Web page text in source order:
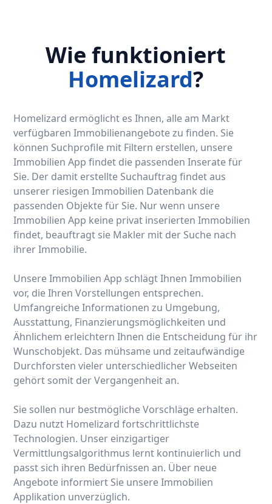
Wie funktioniert
Homelizard?
Homelizard ermöglicht es Ihnen, alle am Markt
verfügbaren Immobilienangebote zu finden. Sie
können Suchprofile mit Filtern erstellen, unsere
Immobilien App findet die passenden Inserate für
Sie. Der damit erstellte Suchauftrag findet aus
unserer riesigen Immobilien Datenbank die
passenden Objekte für Sie. Nur wenn unsere
Immobilien App keine privat inserierten Immobilien
findet, beauftragt sie Makler mit der Suche nach
ihrer Immobilie.
Unsere Immobilien App schlägt Ihnen Immobilien
vor, die Ihren Vorstellungen entsprechen.
Umfangreiche Informationen zu Umgebung,
Ausstattung, Finanzierungsmöglichkeiten und
Ähnlichem erleichtern Ihnen die Entscheidung für ihr
Wunschobjekt. Das mühsame und zeitaufwändige
Durchforsten vieler unterschiedlicher Webseiten
gehört somit der Vergangenheit an.
Sie sollen nur bestmögliche Vorschläge erhalten.
Dazu nutzt Homelizard fortschrittlichste
Technologien. Unser einzigartiger
Vermittlungsalgorithmus lernt kontinuierlich und
passt sich ihren Bedürfnissen an. Über neue
Angebote informiert Sie unsere Immobilien
Applikation unverzüglich.